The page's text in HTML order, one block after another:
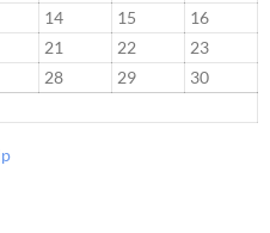
14 15
16
21 22
23
28 29
30